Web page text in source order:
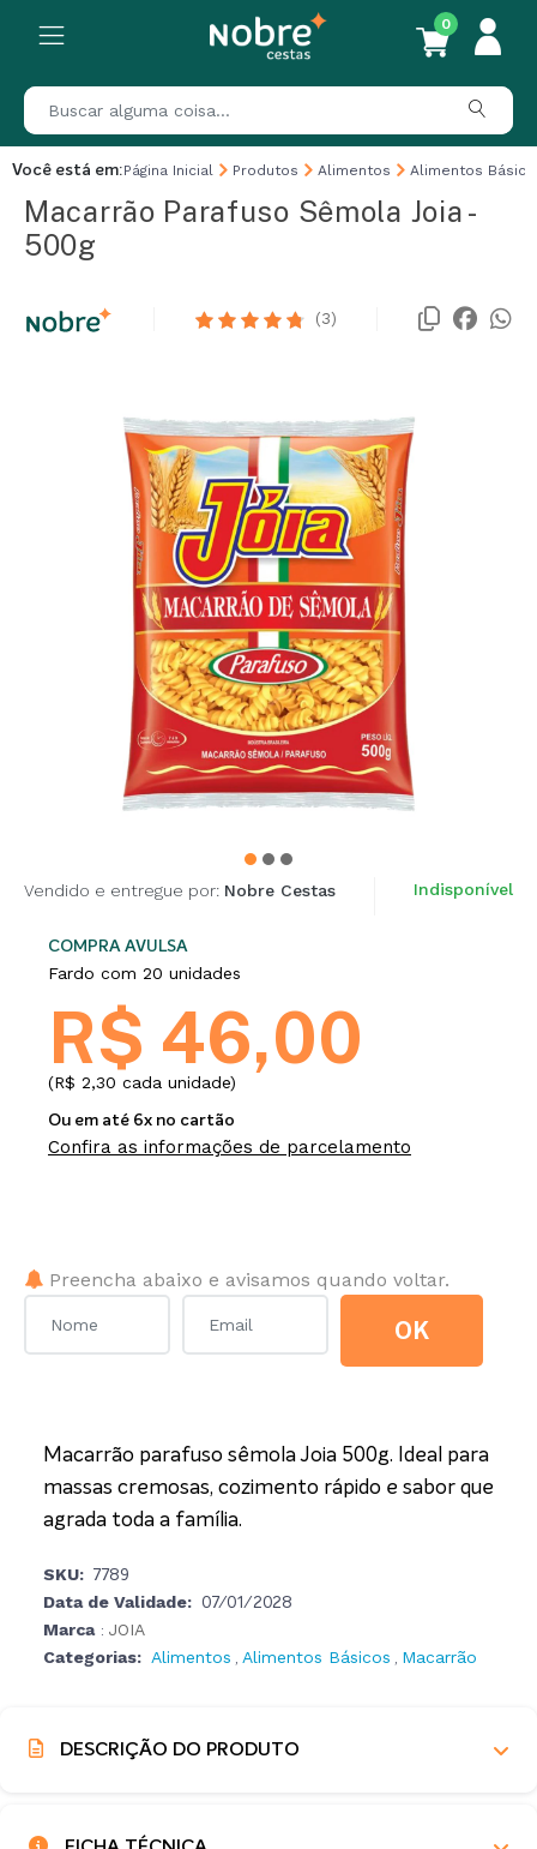
0
Você está em:Página Inicial Produtos Alimentos Alimentos
Macarrão Parafuso Sêmola Joia -
500g
(3)
Vendido e entregue por: Nobre Cestas Indisponível
COMPRA AVULSA
Fardo com 20 unidades
R$ 46,00
(R$ 2,30 cada unidade)
Ou em até 6x no cartão
Confira as informações de parcelamento
Preencha abaixo e avisamos quando voltar.
OK
Macarrão parafuso sêmola Joia 500g. Ideal para
massas cremosas, cozimento rápido e sabor que
agrada toda a família.
SKU: 7789
Data de Validade: 07/01/2028
Marca : JOIA
Categorias: Alimentos , Alimentos Básicos , Macarrão
DESCRIÇÃO DO PRODUTO